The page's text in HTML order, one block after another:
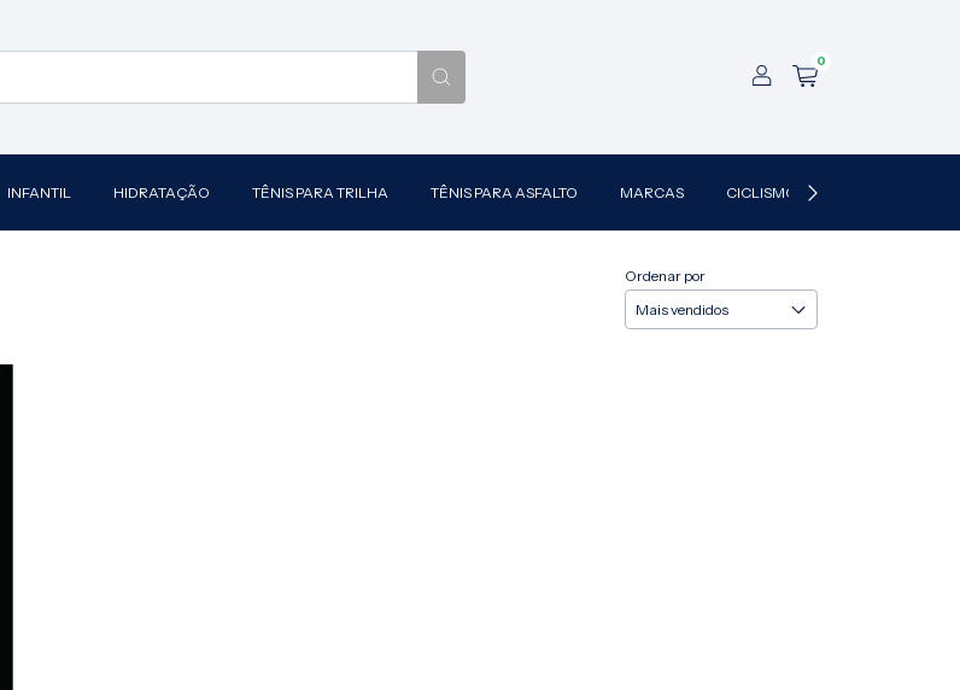
0
INFANTIL HIDRATAÇÃO TÊNIS PARA TRILHA TÊNIS PARA ASFALTO MARCAS CICLISMO
Ordenar por